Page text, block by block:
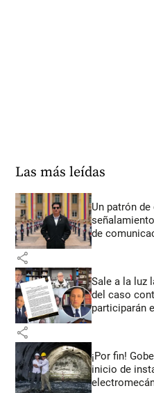
Las más leídas
Un patrón
de
share
Sale a la luz
del caso
participarán
share
¡Por fin!
inicio de